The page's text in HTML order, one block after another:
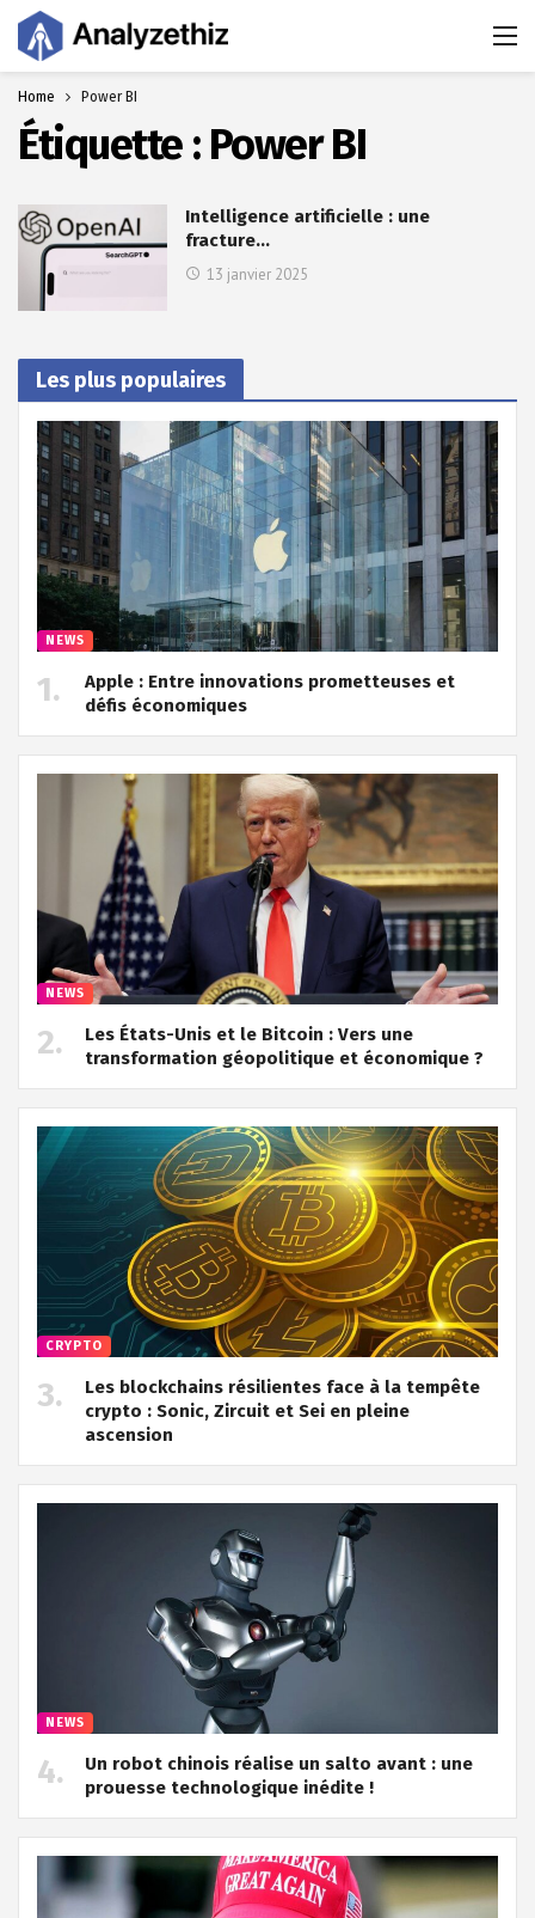
Home Power BI
Étiquette : Power BI
Intelligence artificielle : une
fracture…
13 janvier 2025
Les plus populaires
NEWS
Apple : Entre innovations prometteuses et
défis économiques
NEWS
Les États-Unis et le Bitcoin : Vers une
transformation géopolitique et économique ?
CRYPTO
Les blockchains résilientes face à la tempête
crypto : Sonic, Zircuit et Sei en pleine
ascension
NEWS
Un robot chinois réalise un salto avant : une
prouesse technologique inédite !